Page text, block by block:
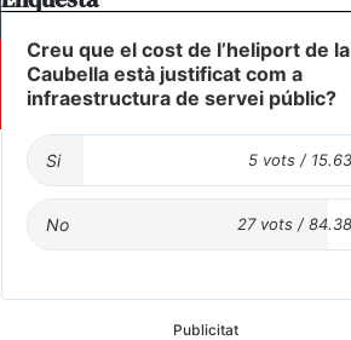
Creu que el cost de l’heliport de la
Caubella està justificat com a
infraestructura de servei públic?
Si
No
Publicitat